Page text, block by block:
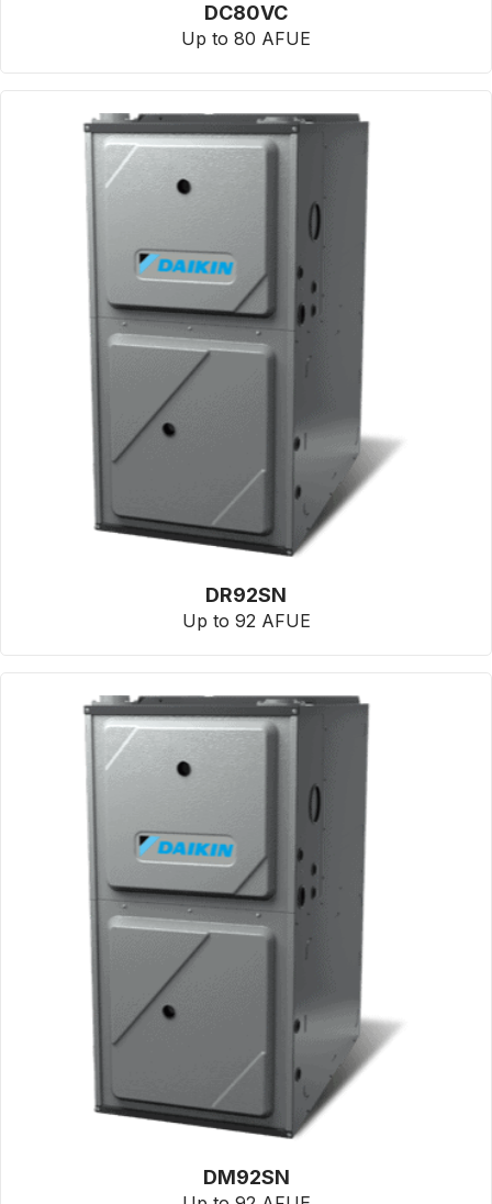
DC80VC
Up to 80 AFUE
DR92SN
Up to 92 AFUE
DM92SN